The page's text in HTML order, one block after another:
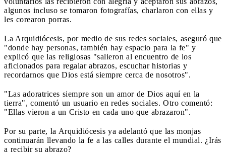
algunos incluso se tomaron fotografías, charlaron con ellas y
les corearon porras.
La Arquidiócesis, por medio de sus redes sociales, aseguró que
"donde hay personas, también hay espacio para la fe" y
explicó que las religiosas "salieron al encuentro de los
aficionados para regalar abrazos, escuchar historias y
recordarnos que Dios está siempre cerca de nosotros".
"Las adoratrices siempre son un amor de Dios aquí en la
tierra", comentó un usuario en redes sociales. Otro comentó:
"Ellas vieron a un Cristo en cada uno que abrazaron".
Por su parte, la Arquidiócesis ya adelantó que las monjas
continuarán llevando la fe a las calles durante el mundial. ¿Irás
a recibir su abrazo?